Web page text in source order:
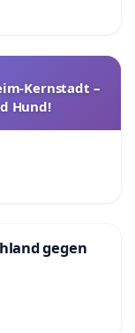
Kernstadt –
Hund!
gegen